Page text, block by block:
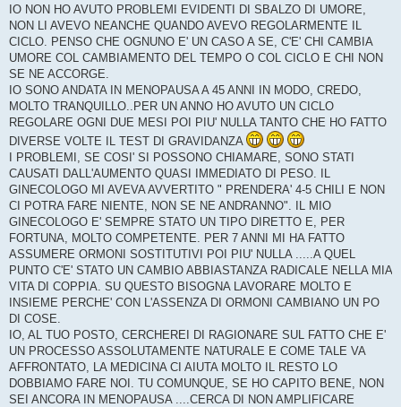
s
a
g
i
o
IO NON HO AVUTO PROBLEMI EVIDENTI DI SBALZO DI UMORE,
NON LI AVEVO NEANCHE QUANDO AVEVO REGOLARMENTE IL
CICLO. PENSO CHE OGNUNO E' UN CASO A SE, C'E' CHI CAMBIA
UMORE COL CAMBIAMENTO DEL TEMPO O COL CICLO E CHI NON
SE NE ACCORGE.
IO SONO ANDATA IN MENOPAUSA A 45 ANNI IN MODO, CREDO,
MOLTO TRANQUILLO..PER UN ANNO HO AVUTO UN CICLO
REGOLARE OGNI DUE MESI POI PIU' NULLA TANTO CHE HO FATTO
DIVERSE VOLTE IL TEST DI GRAVIDANZA
I PROBLEMI, SE COSI' SI POSSONO CHIAMARE, SONO STATI
CAUSATI DALL'AUMENTO QUASI IMMEDIATO DI PESO. IL
GINECOLOGO MI AVEVA AVVERTITO " PRENDERA' 4-5 CHILI E NON
CI POTRA FARE NIENTE, NON SE NE ANDRANNO". IL MIO
GINECOLOGO E' SEMPRE STATO UN TIPO DIRETTO E, PER
FORTUNA, MOLTO COMPETENTE. PER 7 ANNI MI HA FATTO
ASSUMERE ORMONI SOSTITUTIVI POI PIU' NULLA .....A QUEL
PUNTO C'E' STATO UN CAMBIO ABBIASTANZA RADICALE NELLA MIA
VITA DI COPPIA. SU QUESTO BISOGNA LAVORARE MOLTO E
INSIEME PERCHE' CON L'ASSENZA DI ORMONI CAMBIANO UN PO
DI COSE.
IO, AL TUO POSTO, CERCHEREI DI RAGIONARE SUL FATTO CHE E'
UN PROCESSO ASSOLUTAMENTE NATURALE E COME TALE VA
AFFRONTATO, LA MEDICINA CI AIUTA MOLTO IL RESTO LO
DOBBIAMO FARE NOI. TU COMUNQUE, SE HO CAPITO BENE, NON
SEI ANCORA IN MENOPAUSA ....CERCA DI NON AMPLIFICARE